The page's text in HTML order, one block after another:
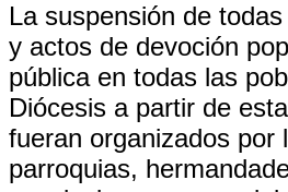
La suspensión de
y actos de devoción
pública en todas las
Diócesis a partir de
fueran organizados por
parroquias,